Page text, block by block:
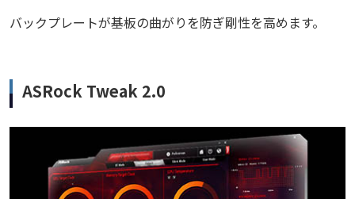
バックプレートが基板の曲がりを防ぎ剛性を高めます。
ASRock Tweak 2.0